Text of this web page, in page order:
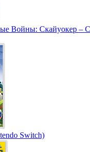
Войны: Скайуокер –
Switch)